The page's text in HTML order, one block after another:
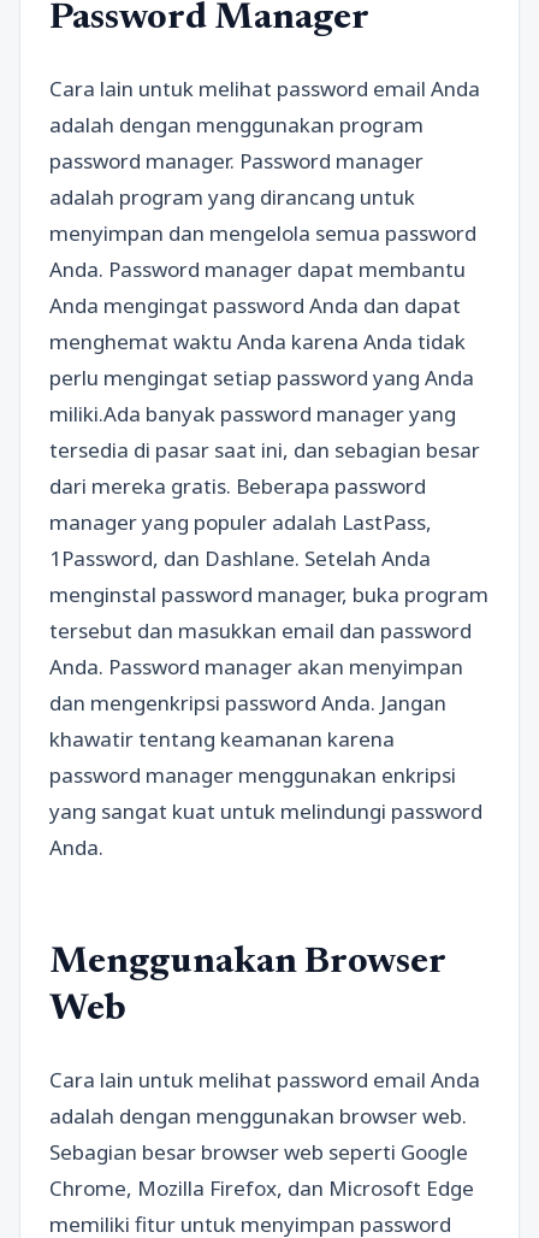
Password Manager
Cara lain untuk melihat password email Anda
adalah dengan menggunakan program
password manager. Password manager
adalah program yang dirancang untuk
menyimpan dan mengelola semua password
Anda. Password manager dapat membantu
Anda mengingat password Anda dan dapat
menghemat waktu Anda karena Anda tidak
perlu mengingat setiap password yang Anda
miliki.Ada banyak password manager yang
tersedia di pasar saat ini, dan sebagian besar
dari mereka gratis. Beberapa password
manager yang populer adalah LastPass,
1Password, dan Dashlane. Setelah Anda
menginstal password manager, buka program
tersebut dan masukkan email dan password
Anda. Password manager akan menyimpan
dan mengenkripsi password Anda. Jangan
khawatir tentang keamanan karena
password manager menggunakan enkripsi
yang sangat kuat untuk melindungi password
Anda.
Menggunakan Browser
Web
Cara lain untuk melihat password email Anda
adalah dengan menggunakan browser web.
Sebagian besar browser web seperti Google
Chrome, Mozilla Firefox, dan Microsoft Edge
memiliki fitur untuk menyimpan password